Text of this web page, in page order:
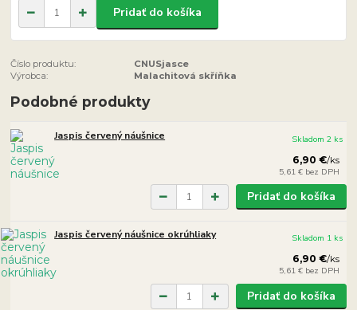
Pridať do košíka
Číslo produktu:
CNUSjasce
Výrobca:
Malachitová skříňka
Podobné produkty
Jaspis červený náušnice
6,90 €/ks
5,61 € bez DPH
Skladom 2 ks
Pridať do košíka
Jaspis červený náušnice okrúhliaky
6,90 €/ks
5,61 € bez DPH
Skladom 1 ks
Pridať do košíka